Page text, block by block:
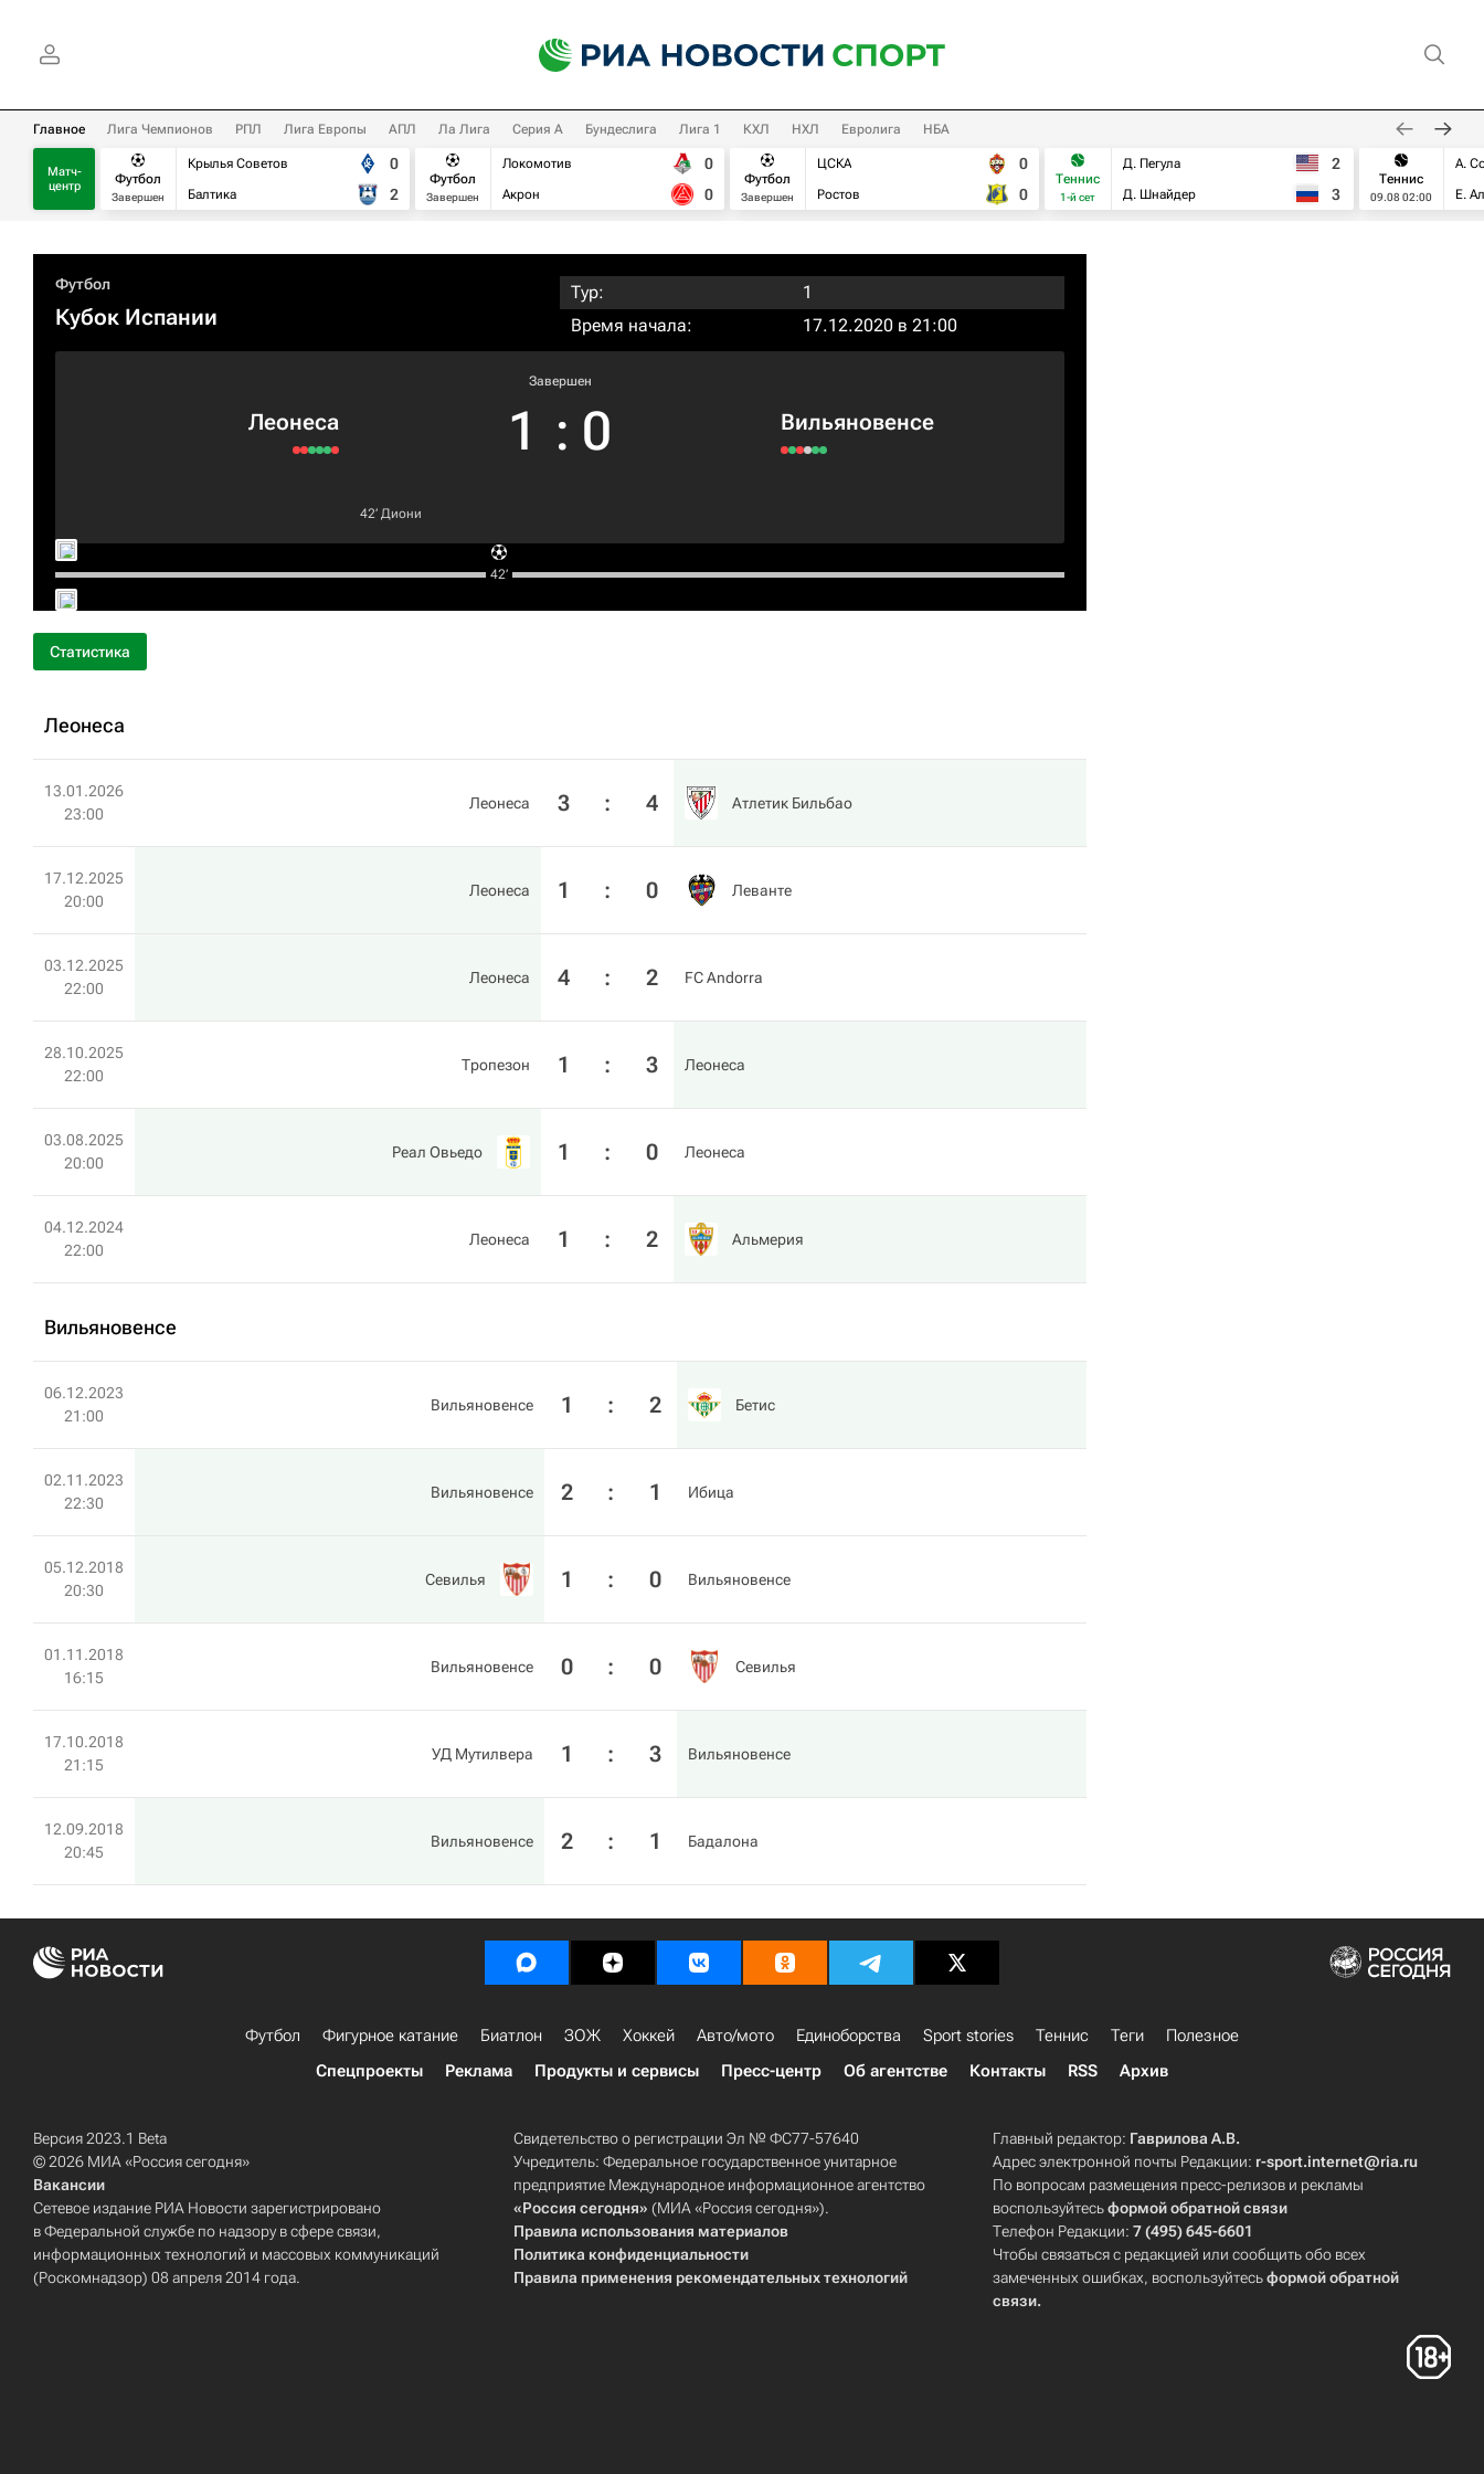
Главное Лига Чемпионов РПЛ Лига Европы АПЛ Ла Лига Серия А Бундеслига Лига 1 КХЛ НХЛ Евролига НБА
Матч-
центр
Футбол
Завершен
Крылья Советов
Балтика
0
2
Футбол
Завершен
Локомотив
Акрон
0
0
Футбол
Завершен
ЦСКА
Ростов
0
0
Теннис
1-й сет
Д. Пегула
Д. Шнайдер
2
3
Теннис
09.08 02:00
А.
Е.
Футбол
Кубок Испании
Тур:
1
Время начала:
17.12.2020 в 21:00
Леонеса
Завершен
1 : 0 Вильяновенсе
42‎’‎ Диони
42‎’‎
Статистика
Леонеса
13.01.2026
23:00
Леонеса 3 : 4 Атлетик Бильбао
17.12.2025
20:00
Леонеса 1 : 0 Леванте
03.12.2025
22:00
Леонеса 4 : 2 FC Andorra
28.10.2025
22:00
Тропезон 1 : 3 Леонеса
03.08.2025
20:00
Реал Овьедо 1 : 0 Леонеса
04.12.2024
22:00
Леонеса 1 : 2 Альмерия
Вильяновенсе
06.12.2023
21:00
Вильяновенсе 1 : 2 Бетис
02.11.2023
22:30
Вильяновенсе 2 : 1 Ибица
05.12.2018
20:30
Севилья 1 : 0 Вильяновенсе
01.11.2018
16:15
Вильяновенсе 0 : 0 Севилья
17.10.2018
21:15
УД Мутилвера 1 : 3 Вильяновенсе
12.09.2018
20:45
Вильяновенсе 2 : 1 Бадалона
Футбол Фигурное катание Биатлон ЗОЖ Хоккей Авто/мото Единоборства Sport stories Теннис Теги
Полезное
Спецпроекты
Реклама Продукты и сервисы Пресс-центр Об агентстве Контакты RSS Архив
Версия 2023.1 Beta
© 2026 МИА «Россия сегодня»
Вакансии
Сетевое издание РИА Новости зарегистрировано
в Федеральной службе по надзору в сфере связи,
информационных технологий и массовых коммуникаций
(Роскомнадзор) 08 апреля 2014 года.
Свидетельство о регистрации Эл № ФС77-57640
Учредитель: Федеральное государственное унитарное
предприятие Международное информационное агентство
«Россия сегодня» (МИА «Россия сегодня»).
Правила использования материалов
Политика конфиденциальности
Правила применения рекомендательных технологий
Главный редактор: Гаврилова А.В.
Адрес электронной почты Редакции: r-sport.internet@ria.ru
По вопросам размещения пресс-релизов и рекламы
воспользуйтесьформой обратной связи
Телефон Редакции:7 (495) 645-6601
Чтобы связаться с редакцией или сообщить обо всех
замеченных ошибках, воспользуйтесьформой обратной
связи.